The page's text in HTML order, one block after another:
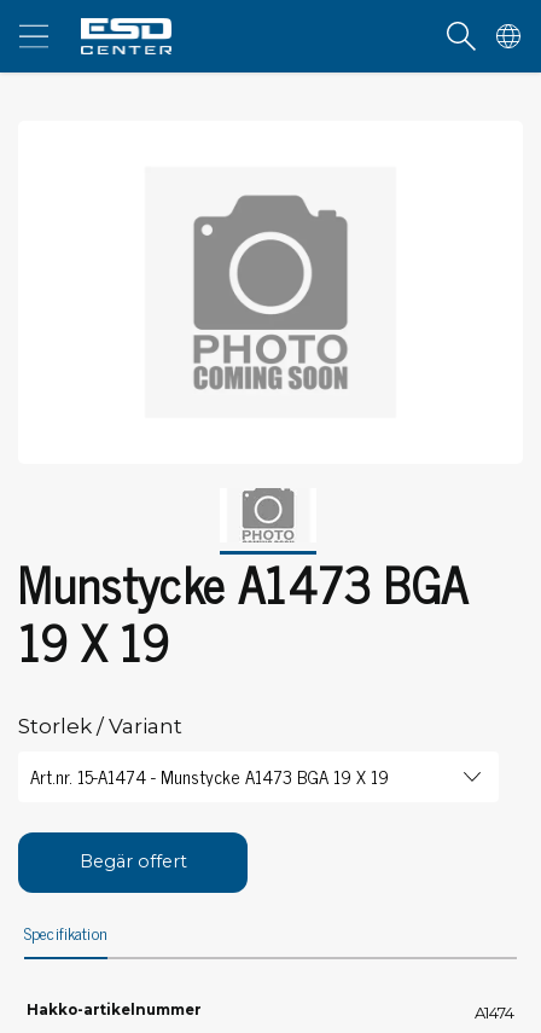
Munstycke A1473 BGA
19 X 19
Storlek / Variant
Begär offert
Specifikation
Hakko-artikelnummer A1474